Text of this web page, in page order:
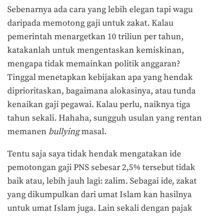
Sebenarnya ada cara yang lebih elegan tapi wagu
daripada memotong gaji untuk zakat. Kalau
pemerintah menargetkan 10 triliun per tahun,
katakanlah untuk mengentaskan kemiskinan,
mengapa tidak memainkan politik anggaran?
Tinggal menetapkan kebijakan apa yang hendak
diprioritaskan, bagaimana alokasinya, atau tunda
kenaikan gaji pegawai. Kalau perlu, naiknya tiga
tahun sekali. Hahaha, sungguh usulan yang rentan
memanen bullyingmasal.
Tentu saja saya tidak hendak mengatakan ide
pemotongan gaji PNS sebesar 2,5% tersebut tidak
baik atau, lebih jauh lagi: zalim. Sebagai ide, zakat
yang dikumpulkan dari umat Islam kan hasilnya
untuk umat Islam juga. Lain sekali dengan pajak